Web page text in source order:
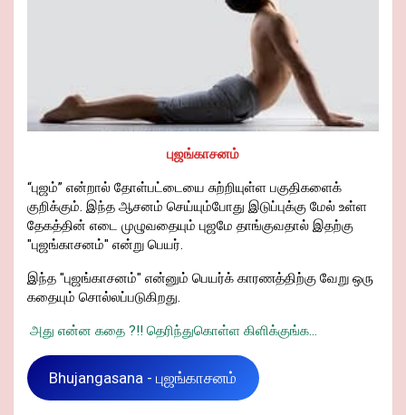
புஜங்காசனம்
“புஜம்” என்றால் தோள்பட்டையை சுற்றியுள்ள பகுதிகளைக்
குறிக்கும். இந்த ஆசனம் செய்யும்போது இடுப்புக்கு மேல் உள்ள
தேகத்தின் எடை முழுவதையும் புஜமே தாங்குவதால் இதற்கு
"புஜங்காசனம்" என்று பெயர்.
இந்த "புஜங்காசனம்" என்னும் பெயர்க் காரணத்திற்கு வேறு ஒரு
கதையும் சொல்லப்படுகிறது.
அது என்ன கதை ?!! தெரிந்துகொள்ள கிளிக்குங்க...
Bhujangasana - புஜங்காசனம்